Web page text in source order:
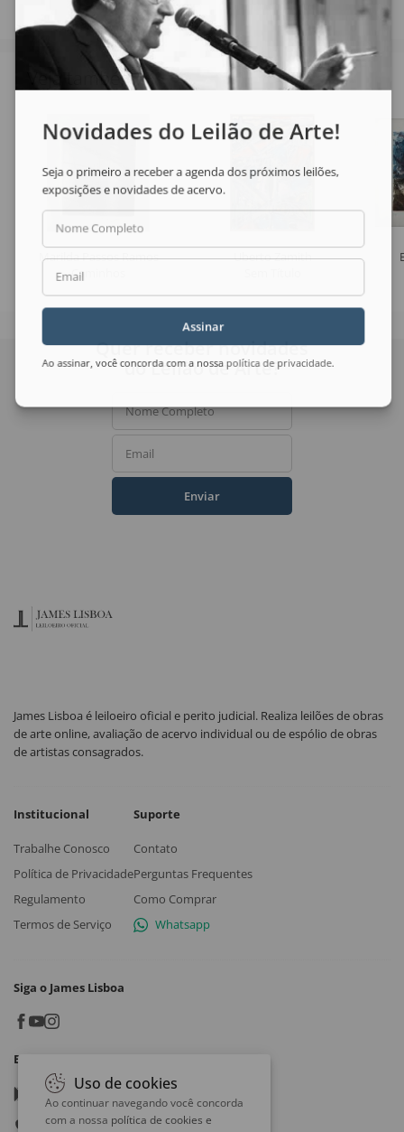
Veja também
Marilda Passos Ramos
Caminhos
Uberto Zamith
Novidades do Leilão de Arte!
Seja o primeiro a receber a agenda dos próximos leilões,
exposições e novidades de acervo.
Nome Completo
Email
Assinar
Ao assinar, você concorda com a nossa política de privacidade.
Quer receber novidades
do Leilão de Arte?
Nome Completo
Email
Enviar
James Lisboa é leiloeiro oficial e perito judicial. Realiza leilões de obras
de arte online, avaliação de acervo individual ou de espólio de obras
de artistas consagrados.
Institucional
Trabalhe Conosco
Política de Privacidade
Regulamento
Termos de Serviço
Suporte
Contato
Perguntas Frequentes
Como Comprar
Whatsapp
Siga o James Lisboa
Baixe o App
Google play
App store
Uso de cookies
Ao continuar navegando você concorda
com a nossa política de cookies e